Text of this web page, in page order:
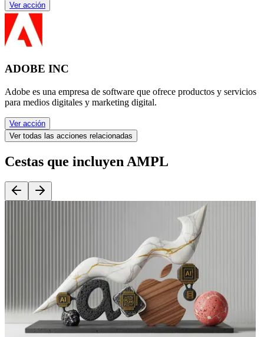
Ver acción
ADOBE INC
Adobe es una empresa de software que ofrece productos y servicios
para medios digitales y marketing digital.
Ver acción
Ver todas las acciones relacionadas
Cestas que incluyen AMPL